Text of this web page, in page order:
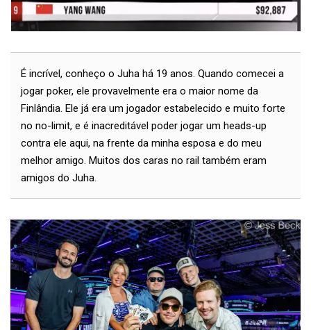
É incrível, conheço o Juha há 19 anos. Quando comecei a
jogar poker, ele provavelmente era o maior nome da
Finlândia. Ele já era um jogador estabelecido e muito forte
no no-limit, e é inacreditável poder jogar um heads-up
contra ele aqui, na frente da minha esposa e do meu
melhor amigo. Muitos dos caras no rail também eram
amigos do Juha.